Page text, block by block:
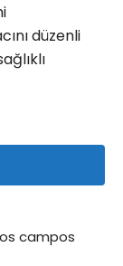
düzenli
campos